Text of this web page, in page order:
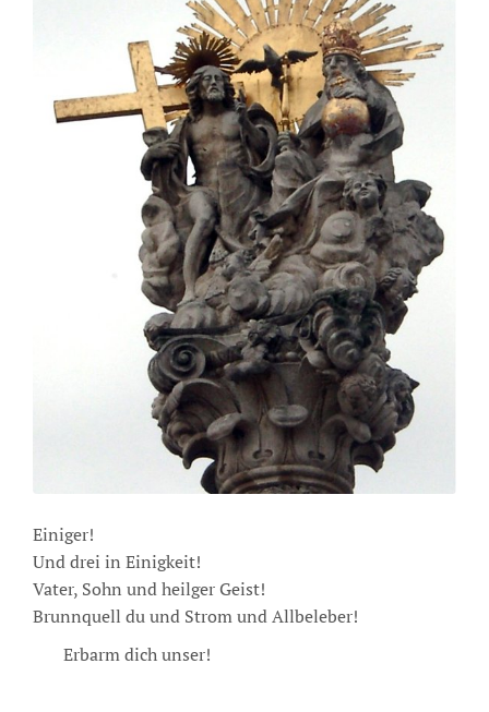
Einiger!
Und drei in Einigkeit!
Vater, Sohn und heilger Geist!
Brunnquell du und Strom und Allbeleber!
Erbarm dich unser!